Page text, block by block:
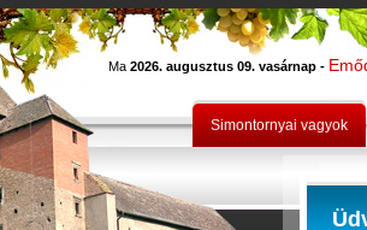
Ma 2026. augusztus 09. vasárnap -
Simontornyai vagyok